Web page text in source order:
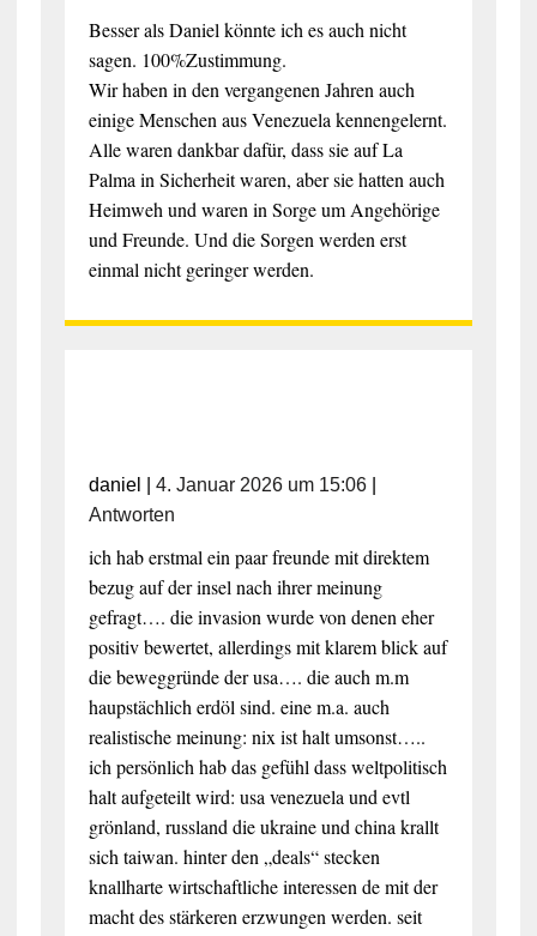
Besser als Daniel könnte ich es auch nicht
sagen. 100%Zustimmung.
Wir haben in den vergangenen Jahren auch
einige Menschen aus Venezuela kennengelernt.
Alle waren dankbar dafür, dass sie auf La
Palma in Sicherheit waren, aber sie hatten auch
Heimweh und waren in Sorge um Angehörige
und Freunde. Und die Sorgen werden erst
einmal nicht geringer werden.
daniel 4. Januar 2026 um 15:06|
Antworten
ich hab erstmal ein paar freunde mit direktem
bezug auf der insel nach ihrer meinung
gefragt…. die invasion wurde von denen eher
positiv bewertet, allerdings mit klarem blick auf
die beweggründe der usa…. die auch m.m
haupstächlich erdöl sind. eine m.a. auch
realistische meinung: nix ist halt umsonst…..
ich persönlich hab das gefühl dass weltpolitisch
halt aufgeteilt wird: usa venezuela und evtl
grönland, russland die ukraine und china krallt
sich taiwan. hinter den „deals“ stecken
knallharte wirtschaftliche interessen de mit der
macht des stärkeren erzwungen werden. seit